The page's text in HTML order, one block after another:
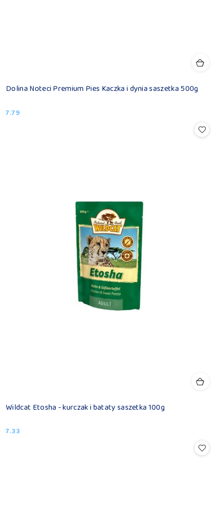
Dolina Noteci Premium Pies Kaczka i dynia saszetka 500g
Cena:
7.79
Wildcat Etosha - kurczak i bataty saszetka 100g
Cena:
7.33